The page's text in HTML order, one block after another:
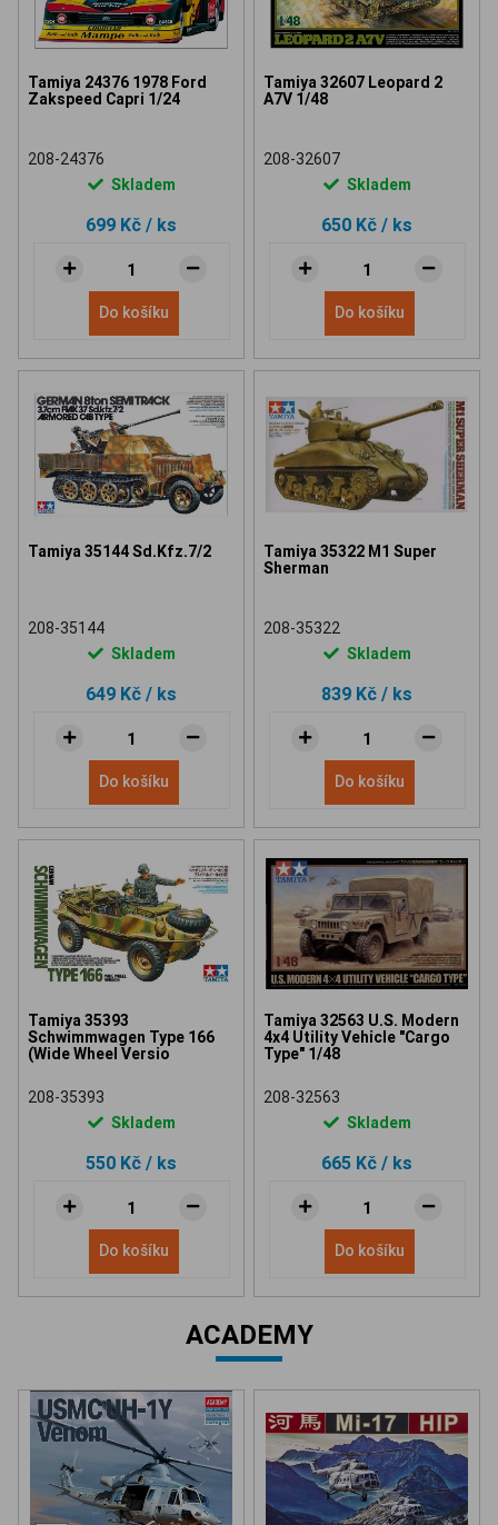
Tamiya 24376 1978 Ford
Zakspeed Capri 1/24
208-24376
Skladem
699 Kč / ks
Do košíku
Tamiya 32607 Leopard 2
A7V 1/48
208-32607
Skladem
650 Kč / ks
Do košíku
Tamiya 35144 Sd.Kfz.7/2
208-35144
Skladem
649 Kč / ks
Do košíku
Tamiya 35322 M1 Super
Sherman
208-35322
Skladem
839 Kč / ks
Do košíku
Tamiya 35393
Schwimmwagen Type 166
(Wide Wheel Versio
208-35393
Skladem
550 Kč / ks
Do košíku
Tamiya 32563 U.S. Modern
4x4 Utility Vehicle "Cargo
Type" 1/48
208-32563
Skladem
665 Kč / ks
Do košíku
ACADEMY